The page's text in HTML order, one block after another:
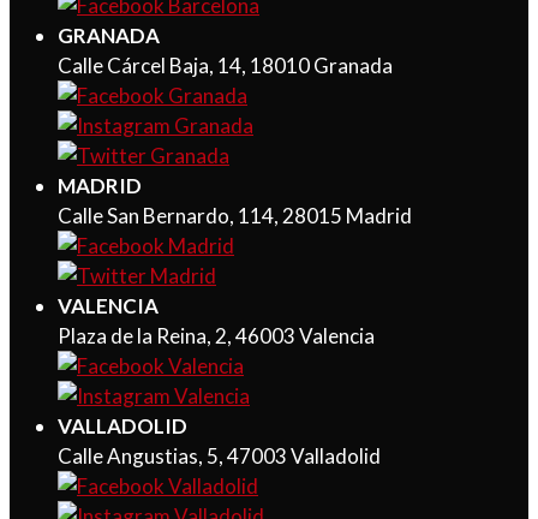
GRANADA
Calle Cárcel Baja, 14, 18010 Granada
MADRID
Calle San Bernardo, 114, 28015 Madrid
VALENCIA
Plaza de la Reina, 2, 46003 Valencia
VALLADOLID
Calle Angustias, 5, 47003 Valladolid